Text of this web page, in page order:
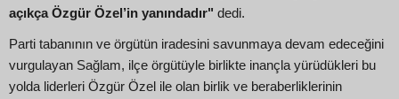
açıkça Özgür Özel’in yanındadır" dedi.
Parti tabanının ve örgütün iradesini savunmaya devam edeceğini
vurgulayan Sağlam, ilçe örgütüyle birlikte inançla yürüdükleri bu
yolda liderleri Özgür Özel ile olan birlik ve beraberliklerinin